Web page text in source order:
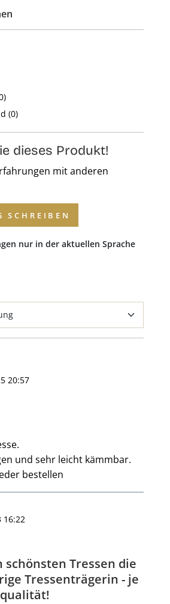
Bewertung von 4.78 von 5 Sternen
(0)
dieses Produkt!
mit anderen
SCHREIBEN
nur in der aktuellen Sprache
20:57
5 Sternen
und sehr leicht kämmbar.
bestellen
16:22
5 Sternen
schönsten Tressen die
Tressenträgerin - je